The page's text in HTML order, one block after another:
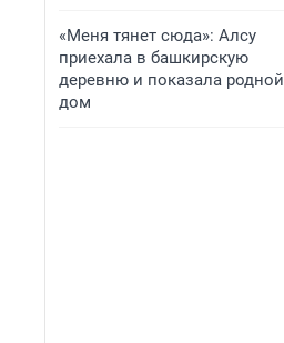
«Меня тянет сюда»: Алсу
приехала в башкирскую
деревню и показала родной
дом